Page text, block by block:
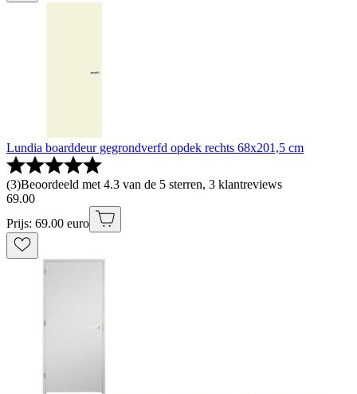
Lundia boarddeur gegrondverfd opdek rechts 68x201,5 cm
(3)Beoordeeld met 4.3 van de 5 sterren, 3 klantreviews
69.00
Prijs: 69.00 euro